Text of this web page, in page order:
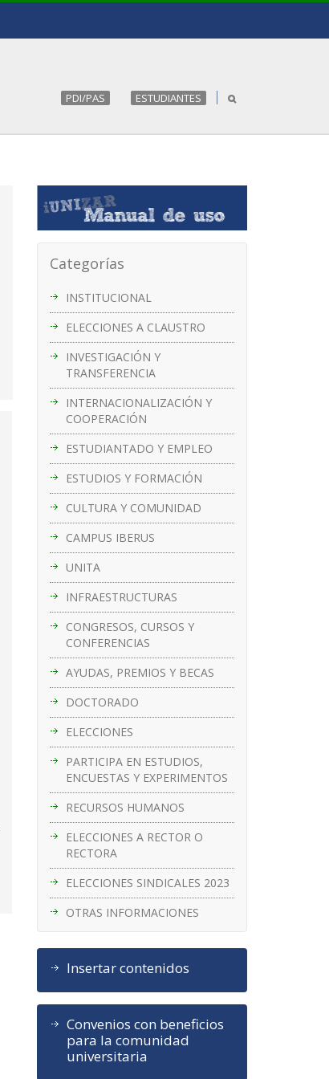
PDI/PAS ESTUDIANTES
Categorías
INSTITUCIONAL
ELECCIONES A CLAUSTRO
INVESTIGACIÓN Y
TRANSFERENCIA
INTERNACIONALIZACIÓN Y
COOPERACIÓN
ESTUDIANTADO Y EMPLEO
ESTUDIOS Y FORMACIÓN
CULTURA Y COMUNIDAD
CAMPUS IBERUS
UNITA
INFRAESTRUCTURAS
CONGRESOS, CURSOS Y
CONFERENCIAS
AYUDAS, PREMIOS Y BECAS
DOCTORADO
ELECCIONES
PARTICIPA EN ESTUDIOS,
ENCUESTAS Y EXPERIMENTOS
RECURSOS HUMANOS
ELECCIONES A RECTOR O
RECTORA
ELECCIONES SINDICALES 2023
OTRAS INFORMACIONES
Insertar contenidos
Convenios con beneficios
para la comunidad
universitaria